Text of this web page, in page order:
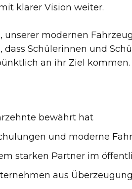
klarer Vision weiter.
unserer modernen
Schülerinnen und
an ihr Ziel kommen.
bewährt hat
und moderne
starken Partner im
aus